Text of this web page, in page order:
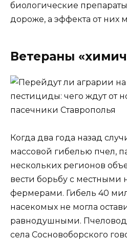
биологические
дороже, а эффекта от них
Ветераны
Когда два года назад
массовой гибелью пчел,
нескольких регионов
вести борьбу с местными
фермерами. Гибель 40
насекомых не могла
равнодушными.
села Сосновоборского